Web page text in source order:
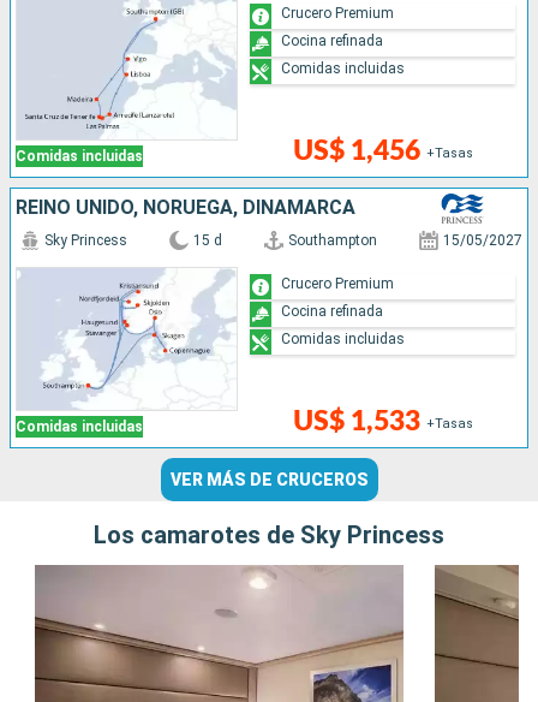
Comidas incluidas US$ 1,456 +Tasas
Crucero Premium
Cocina refinada
Comidas incluidas
REINO UNIDO, NORUEGA, DINAMARCA
Comidas incluidas
Sky Princess 15 d Southampton 15/05/2027
US$ 1,533 +Tasas
Crucero Premium
Cocina refinada
Comidas incluidas
VER MÁS DE CRUCEROS
Los camarotes de Sky Princess